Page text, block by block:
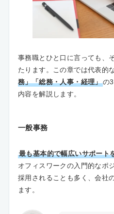
事務職とひと口に言っても、
たります。この章では代表的
務」「総務・人事・経理」の
内容を解説します。
一般事務
最も基本的で幅広いサポート
オフィスワークの入門的なポ
採用されることも多く、会社
ます。